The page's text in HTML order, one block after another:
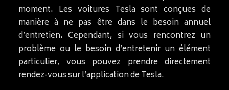
moment. Les voitures Tesla sont conçues de
manière à ne pas être dans le besoin annuel
d’entretien. Cependant, si vous rencontrez un
problème ou le besoin d’entretenir un élément
particulier, vous pouvez prendre directement
rendez-vous sur l’application de Tesla.